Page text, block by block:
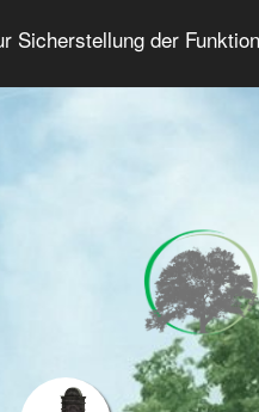
Sicherstellung der
Gedenken